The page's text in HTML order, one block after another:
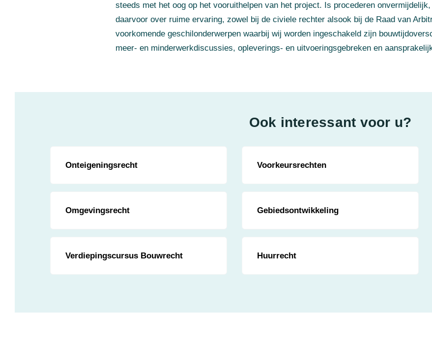
steeds met het oog op het vooruithelpen van het project. Is procederen
daarvoor over ruime ervaring, zowel bij de civiele rechter alsook bij de Raad van
voorkomende geschilonderwerpen waarbij wij worden ingeschakeld zijn
meer- en minderwerkdiscussies, opleverings- en uitvoeringsgebreken en
Ook interessant voor u?
Onteigeningsrecht Voorkeursrechten
Omgevingsrecht Gebiedsontwikkeling
Verdiepingscursus Bouwrecht Huurrecht